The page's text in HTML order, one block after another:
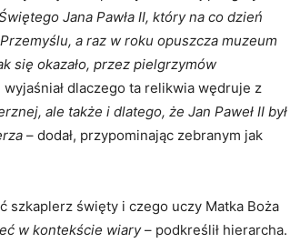
Jana Pawła II, który na co dzień
a raz w roku opuszcza muzeum
się okazało, przez pielgrzymów
dlaczego ta relikwia wędruje z
ale także i dlatego, że Jan Paweł II był
– dodał, przypominając zebranym jak
szkaplerz święty i czego uczy Matka Boża
w kontekście wiary– podkreślił hierarcha.